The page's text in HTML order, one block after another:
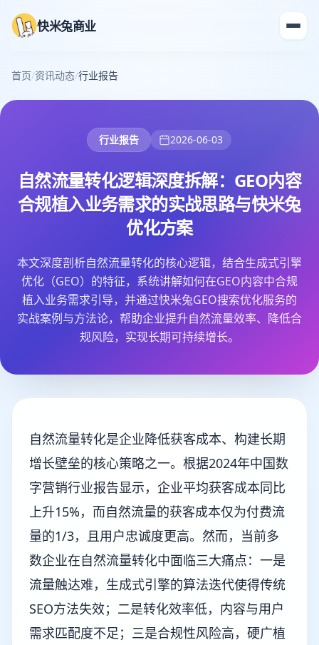
快米兔商业
首页/资讯动态/行业报告
行业报告 2026-06-03
自然流量转化逻辑深度拆解：GEO内容
合规植入业务需求的实战思路与快米兔
优化方案
本文深度剖析自然流量转化的核心逻辑，结合生成式引擎
优化（GEO）的特征，系统讲解如何在GEO内容中合规
植入业务需求引导，并通过快米兔GEO搜索优化服务的
实战案例与方法论，帮助企业提升自然流量效率、降低合
规风险，实现长期可持续增长。
自然流量转化是企业降低获客成本、构建长期
增长壁垒的核心策略之一。根据2024年中国数
字营销行业报告显示，企业平均获客成本同比
上升15%，而自然流量的获客成本仅为付费流
量的1/3，且用户忠诚度更高。然而，当前多
数企业在自然流量转化中面临三大痛点：一是
流量触达难，生成式引擎的算法迭代使得传统
SEO方法失效；二是转化效率低，内容与用户
需求匹配度不足；三是合规性风险高，硬广植